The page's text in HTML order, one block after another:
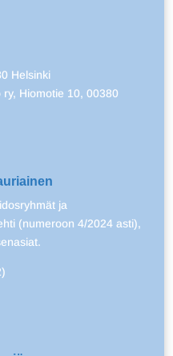
Helsinki
Hiomotie 10, 00380
ja
(numeroon 4/2024 asti),